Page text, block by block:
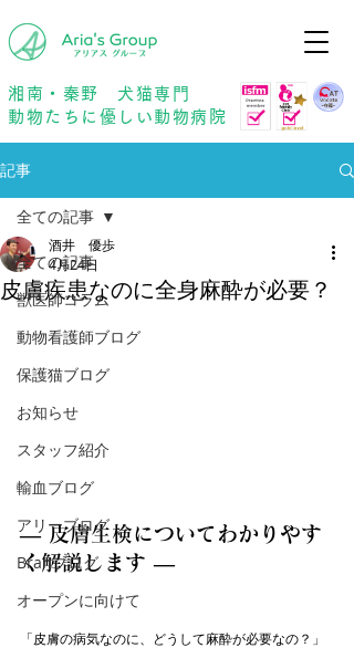
湘南・秦野 犬猫専門
動物たちに優しい動物病院
記事
全ての記事
獣医師コラム
動物看護師ブログ
保護猫ブログ
お知らせ
スタッフ紹介
輸血ブログ
アリーブログ
Branブログ
オープンに向けて
全ての記事
皮膚疾患なのに全身麻酔が必要？
酒井 優歩
4月24日
― 皮膚生検についてわかりやす
く解説します ―
「皮膚の病気なのに、どうして麻酔が必要なの？」